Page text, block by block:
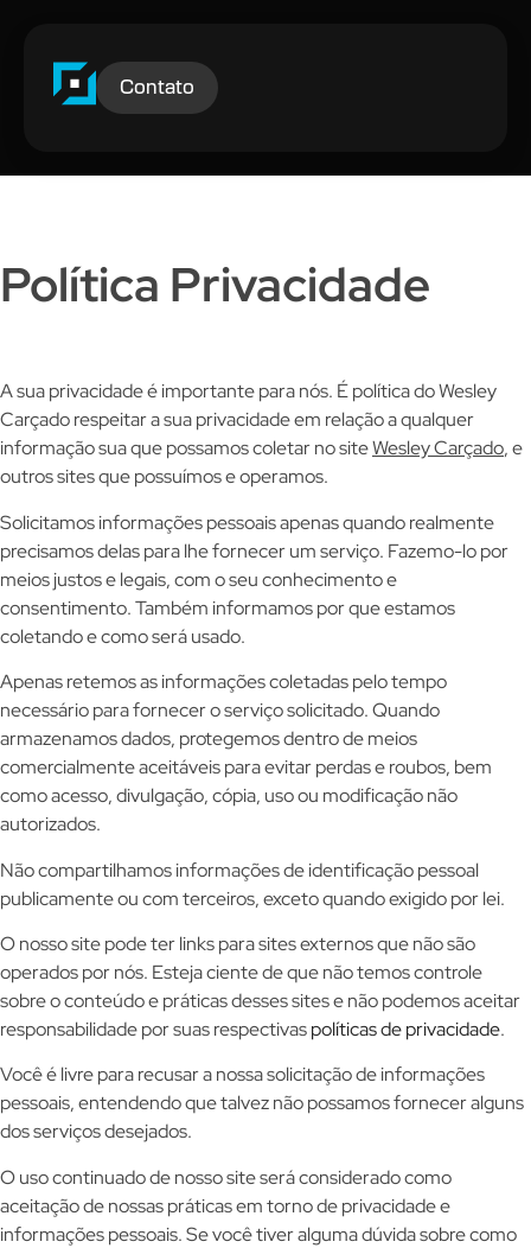
Contato
Política Privacidade
A sua privacidade é importante para nós. É política do Wesley
Carçado respeitar a sua privacidade em relação a qualquer
informação sua que possamos coletar no siteWesley Carçado, e
outros sites que possuímos e operamos.
Solicitamos informações pessoais apenas quando realmente
precisamos delas para lhe fornecer um serviço. Fazemo-lo por
meios justos e legais, com o seu conhecimento e
consentimento. Também informamos por que estamos
coletando e como será usado.
Apenas retemos as informações coletadas pelo tempo
necessário para fornecer o serviço solicitado. Quando
armazenamos dados, protegemos dentro de meios
comercialmente aceitáveis para evitar perdas e roubos, bem
como acesso, divulgação, cópia, uso ou modificação não
autorizados.
Não compartilhamos informações de identificação pessoal
publicamente ou com terceiros, exceto quando exigido por lei.
O nosso site pode ter links para sites externos que não são
operados por nós. Esteja ciente de que não temos controle
sobre o conteúdo e práticas desses sites e não podemos aceitar
responsabilidade por suas respectivaspolíticas de privacidade.
Você é livre para recusar a nossa solicitação de informações
pessoais, entendendo que talvez não possamos fornecer alguns
dos serviços desejados.
O uso continuado de nosso site será considerado como
aceitação de nossas práticas em torno de privacidade e
informações pessoais. Se você tiver alguma dúvida sobre como